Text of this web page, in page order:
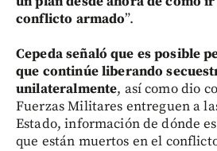
conflicto armado”.
Cepeda señaló que es posible
que continúe liberando
unilateralmente, así como dio
Fuerzas Militares entreguen a
Estado, información de dónde
que están muertos en el